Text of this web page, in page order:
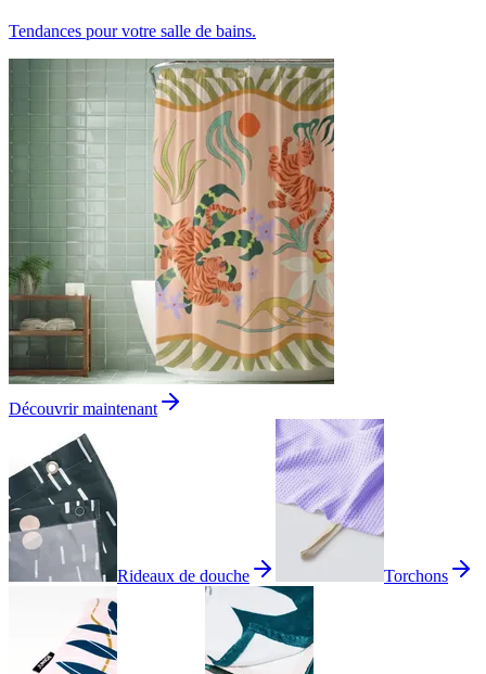
Tendances pour votre salle de bains.
Découvrir maintenant
Rideaux de douche Torchons